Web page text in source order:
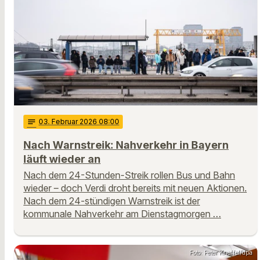
notes 03. Februar 2026 08:00
Nach Warnstreik: Nahverkehr in Bayern
läuft wieder an
Nach dem 24-Stunden-Streik rollen Bus und Bahn
wieder – doch Verdi droht bereits mit neuen Aktionen.
Nach dem 24-stündigen Warnstreik ist der
kommunale Nahverkehr am Dienstagmorgen …
Foto: Peter Kneffel/dpa